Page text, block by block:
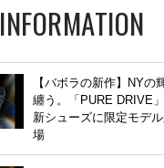
INFORMATION
【バボラの新作】NYの
纏う。「PURE DRIVE
新シューズに限定モデ
場